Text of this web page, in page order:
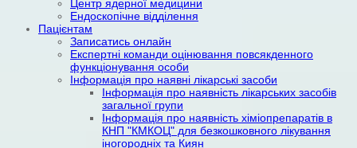
Центр ядерної медицини
Ендоскопічне відділення
Пацієнтам
Записатись онлайн
Експертні команди оцінювання повсякденного
функціонування особи
Інформація про наявні лікарські засоби
Інформація про наявність лікарських засобів
загальної групи
Інформація про наявність хіміопрепаратів в
КНП "КМКОЦ" для безкошковного лікування
іногородніх та Киян